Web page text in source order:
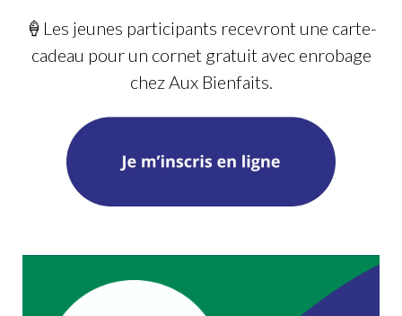
🍦Les jeunes participants recevront une carte-
cadeau pour un cornet gratuit avec enrobage
chez Aux Bienfaits.